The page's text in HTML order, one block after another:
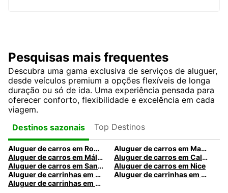
Pesquisas mais frequentes
Descubra uma gama exclusiva de serviços de aluguer,
desde veículos premium a opções flexíveis de longa
duração ou só de ida. Uma experiência pensada para
oferecer conforto, flexibilidade e excelência em cada
viagem.
Destinos sazonais
Top Destinos
Aluguer de carros em Roma
Aluguer de carros em Madrid
Aluguer de carros em Málaga
Aluguer de carros em Caldas da Rainha
Aluguer de carros em Santa Maria da Feira
Aluguer de carros em Nice
Aluguer de carrinhas em Nice
Aluguer de carrinhas em Santa Maria da Feira
Aluguer de carrinhas em Caldas da Rainha